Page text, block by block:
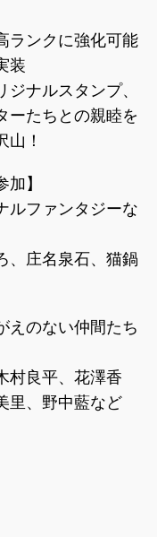
ランクに強化可能
装
ジナルスタンプ、
ーたちとの親睦を
山！
】
ルファンタジーな
、庄名泉石、猫鍋
えのない仲間たち
村良平、花澤香
里、野中藍など